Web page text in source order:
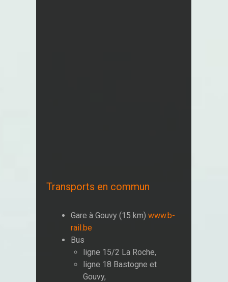
Transports en commun
Gare à Gouvy (15 km) www.b-
rail.be
Bus
ligne 15/2 La Roche,
ligne 18 Bastogne et
Gouvy,